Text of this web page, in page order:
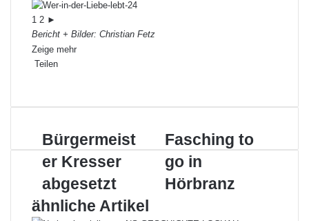
1 2 ►
Bericht + Bilder: Christian Fetz
Zeige mehr
Teilen
E-
Bürgermeister
Kresser
abgesetzt
Bürgermeist
er Kresser
abgesetzt
Fasching
to
go
in
Fasching to
go in
Hörbranz
ähnliche Artikel